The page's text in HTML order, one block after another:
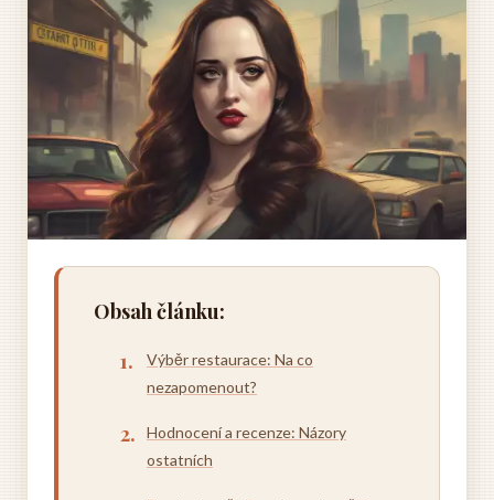
Obsah článku:
Výběr restaurace: Na co
nezapomenout?
Hodnocení a recenze: Názory
ostatních